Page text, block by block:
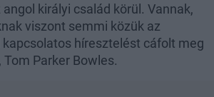
királyi család körül. Vannak,
viszont semmi közük az
híresztelést cáfolt meg
Parker Bowles.